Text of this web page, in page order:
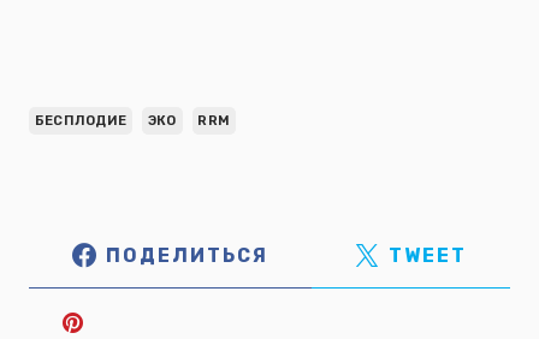
БЕСПЛОДИЕ ЭКО RRM
ПОДЕЛИТЬСЯ TWEET